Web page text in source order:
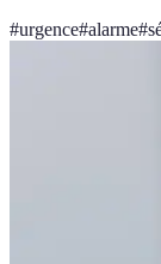
#urgence#alarme#